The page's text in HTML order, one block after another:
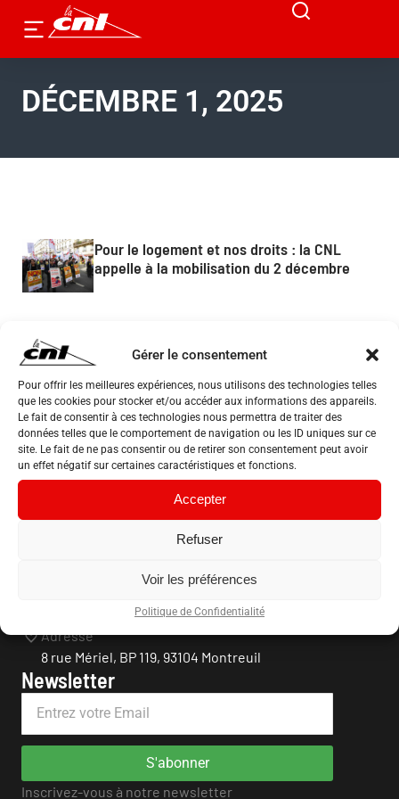
Gérer le consentement
Pour offrir les meilleures expériences, nous utilisons des technologies telles
que les cookies pour stocker et/ou accéder aux informations des appareils.
Le fait de consentir à ces technologies nous permettra de traiter des
données telles que le comportement de navigation ou les ID uniques sur ce
site. Le fait de ne pas consentir ou de retirer son consentement peut avoir
un effet négatif sur certaines caractéristiques et fonctions.
Accepter
Refuser
Voir les préférences
Politique de Confidentialité
DÉCEMBRE 1, 2025
Pour le logement et nos droits : la CNL
appelle à la mobilisation du 2 décembre
Confédération Nationale du Logement
Adresse
8 rue Mériel, BP 119, 93104 Montreuil
Newsletter
S'abonner
Inscrivez-vous à notre newsletter